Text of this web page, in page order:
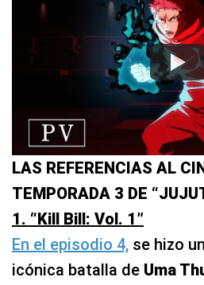
LAS REFERENCIAS AL
TEMPORADA 3 DE
1. “Kill Bill: Vol. 1”
En el episodio 4, se hizo
icónica batalla de Uma